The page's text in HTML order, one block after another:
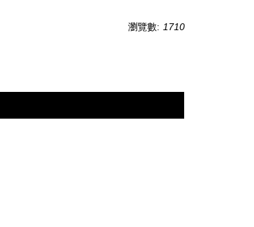
瀏覽數: 1710